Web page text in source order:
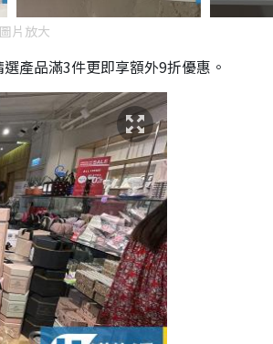
片放大
產品滿3件更即享額外9折優惠。